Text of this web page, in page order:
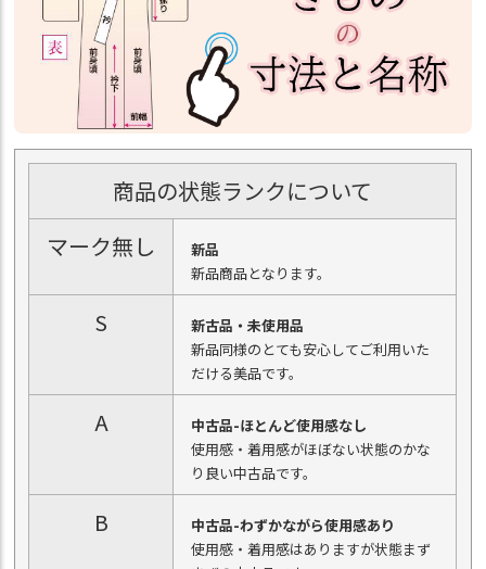
商品の状態ランクについて
マーク無し
新品
新品商品となります。
S
新古品・未使用品
新品同様のとても安心してご利用いた
だける美品です。
A
中古品-ほとんど使用感なし
使用感・着用感がほぼない状態のかな
り良い中古品です。
B
中古品-わずかながら使用感あり
使用感・着用感はありますが状態まず